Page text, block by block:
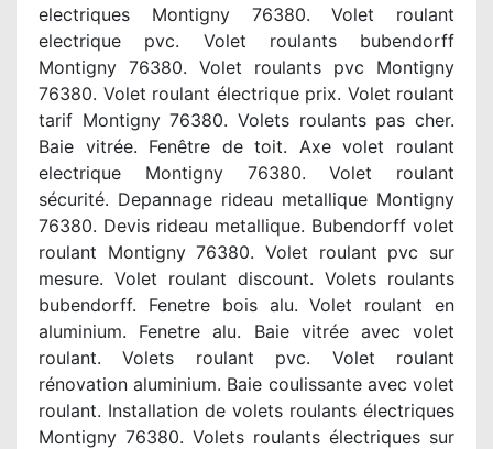
electriques Montigny 76380. Volet roulant
electrique pvc. Volet roulants bubendorff
Montigny 76380. Volet roulants pvc Montigny
76380. Volet roulant électrique prix. Volet roulant
tarif Montigny 76380. Volets roulants pas cher.
Baie vitrée. Fenêtre de toit. Axe volet roulant
electrique Montigny 76380. Volet roulant
sécurité. Depannage rideau metallique Montigny
76380. Devis rideau metallique. Bubendorff volet
roulant Montigny 76380. Volet roulant pvc sur
mesure. Volet roulant discount. Volets roulants
bubendorff. Fenetre bois alu. Volet roulant en
aluminium. Fenetre alu. Baie vitrée avec volet
roulant. Volets roulant pvc. Volet roulant
rénovation aluminium. Baie coulissante avec volet
roulant. Installation de volets roulants électriques
Montigny 76380. Volets roulants électriques sur